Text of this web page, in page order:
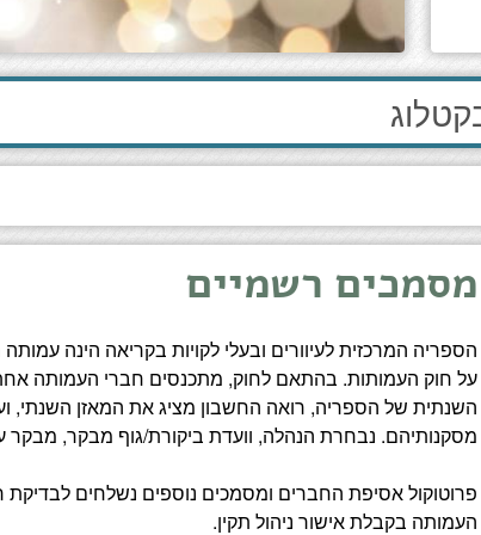
מסמכים רשמיים
על חוק העמותות. בהתאם לחוק, מתכנסים חברי העמותה אחת
השנתית של הספריה, רואה החשבון מציג את המאזן השנתי,
מסקנותיהם. נבחרת הנהלה, וועדת ביקורת/גוף מבקר, מבקר
פרוטוקול אסיפת החברים ומסמכים נוספים נשלחים
העמותה בקבלת אישור ניהול תקין.